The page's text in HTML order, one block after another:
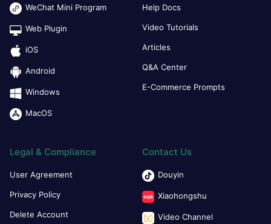
WeChat Mini Program
Web Plugin
iOS
Android
Windows
MacOS
Help Docs
Video Tutorials
Articles
Q&A Center
E-Commerce Prompts
Legal & Compliance
User Agreement
Privacy Policy
Delete Account
Contact Us
Douyin
Xiaohongshu
Video Channel